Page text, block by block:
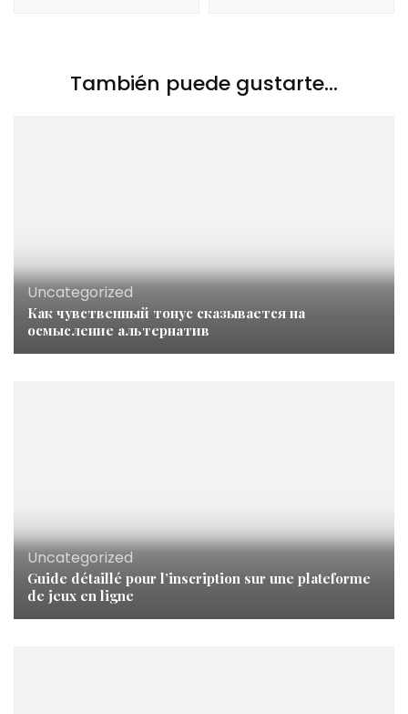
También puede gustarte...
Uncategorized
Как чувственный тонус сказывается на
осмысление альтернатив
Uncategorized
Guide détaillé pour l’inscription sur une plateforme
de jeux en ligne